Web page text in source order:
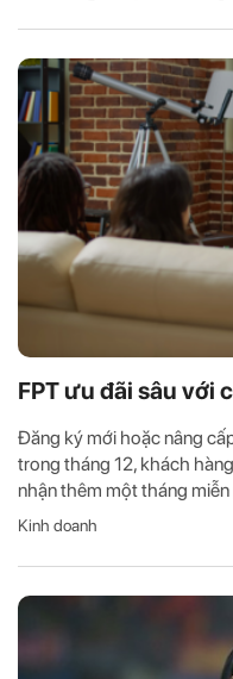
FPT ưu đãi sâu với
Đăng ký mới hoặc nâng
trong tháng 12, khách
nhận thêm một tháng miễn
Kinh doanh